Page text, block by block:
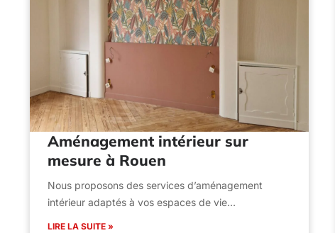
Aménagement intérieur sur
mesure à Rouen
Nous proposons des services d’aménagement
intérieur adaptés à vos espaces de vie…
LIRE LA SUITE »